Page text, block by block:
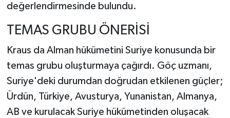
değerlendirmesinde bulundu.
TEMAS GRUBU ÖNERİSİ
Kraus da Alman hükümetini Suriye konusunda bir
temas grubu oluşturmaya çağırdı. Göç uzmanı,
Suriye'deki durumdan doğrudan etkilenen güçler;
Ürdün, Türkiye, Avusturya, Yunanistan, Almanya,
AB ve kurulacak Suriye hükümetinden oluşacak